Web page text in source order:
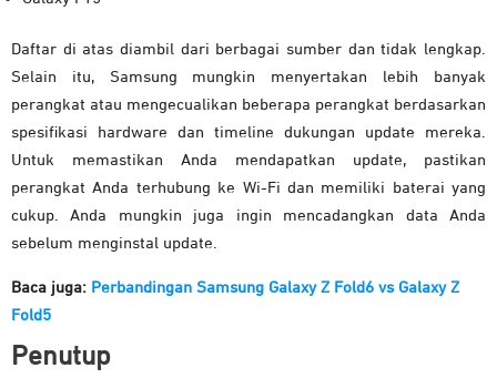
Daftar di atas diambil dari berbagai sumber dan tidak lengkap.
Selain itu, Samsung mungkin menyertakan lebih banyak
perangkat atau mengecualikan beberapa perangkat berdasarkan
spesifikasi hardware dan timeline dukungan update mereka.
Untuk memastikan Anda mendapatkan update, pastikan
perangkat Anda terhubung ke Wi-Fi dan memiliki baterai yang
cukup. Anda mungkin juga ingin mencadangkan data Anda
sebelum menginstal update.
Baca juga: Perbandingan Samsung Galaxy Z Fold6 vs Galaxy Z
Fold5
Penutup